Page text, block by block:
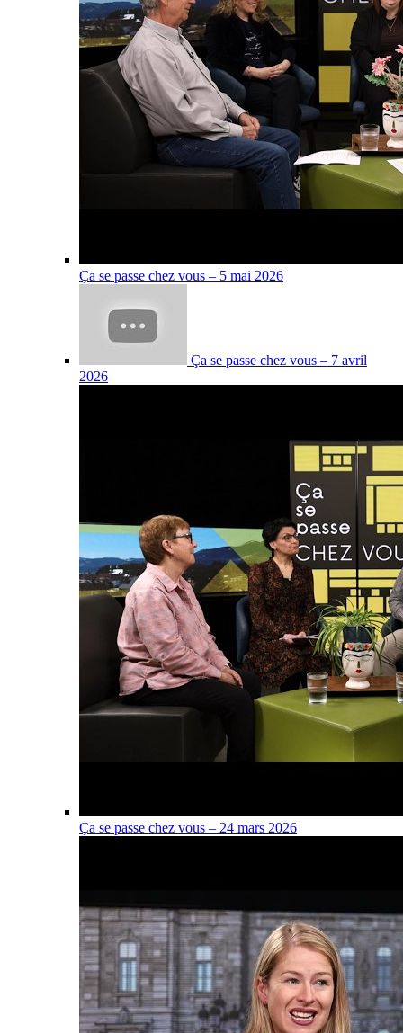
Ça se passe chez vous – 5 mai 2026
Ça se passe chez vous – 7 avril
2026
Ça se passe chez vous – 24 mars 2026